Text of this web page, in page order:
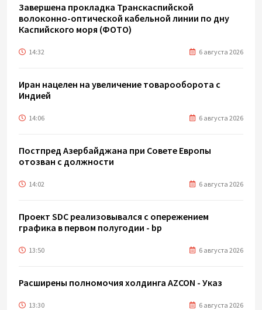
Завершена прокладка Транскаспийской
волоконно-оптической кабельной линии по дну
Каспийского моря (ФОТО)
14:32 6 августа 2026
Иран нацелен на увеличение товарооборота с
Индией
14:06 6 августа 2026
Постпред Азербайджана при Совете Европы
отозван с должности
14:02 6 августа 2026
Проект SDC реализовывался с опережением
графика в первом полугодии - bp
13:50 6 августа 2026
Расширены полномочия холдинга AZCON - Указ
13:30 6 августа 2026